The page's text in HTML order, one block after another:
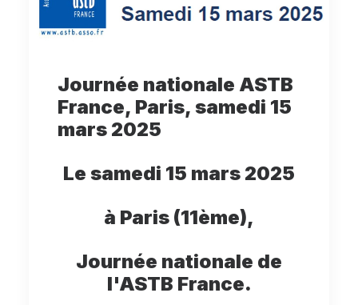
Journée nationale ASTB
France, Paris, samedi 15
mars 2025
Le samedi 15 mars 2025
à Paris (11ème),
Journée nationale de
l'ASTB France.